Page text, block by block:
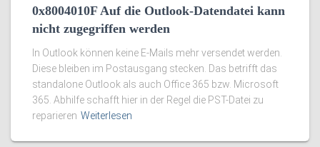
0x8004010F Auf die Outlook-Datendatei kann
nicht zugegriffen werden
In Outlook können keine E-Mails mehr versendet werden.
Diese bleiben im Postausgang stecken. Das betrifft das
standalone Outlook als auch Office 365 bzw. Microsoft
365. Abhilfe schafft hier in der Regel die PST-Datei zu
reparieren Weiterlesen